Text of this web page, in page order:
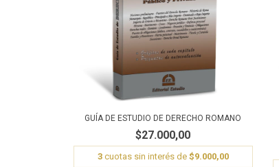
GUÍA DE ESTUDIO DE DERECHO ROMANO
$27.000,00
3cuotas sin interés de $9.000,00